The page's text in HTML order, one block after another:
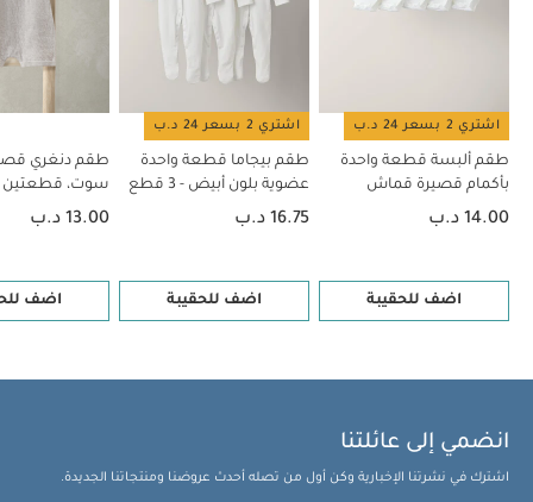
اشتري 2 بسعر 24 د.ب
طقم ألبسة قطعة واحدة
بأكمام قصيرة قماش
عضوي بلون أبيض - 5 قطع
14.00 د.ب
اضف للحقيبة
اشتري 2 بسعر 24 د.ب
طقم بيجاما قطعة واحدة
عضوية بلون أبيض - 3 قطع
16.75 د.ب
اضف للحقيبة
طقم دنغري
سوت، قطعتين
13.00 د.ب
اضف
انضمي إلى عائلتنا
اشترك في نشرتنا الإخبارية وكن أول من تصله أحدث عروضنا ومنتجاتنا الجديدة.